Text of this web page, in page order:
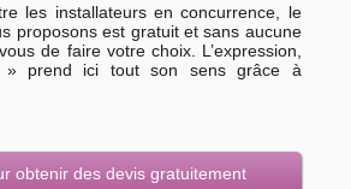
les installateurs en concurrence, le
proposons est gratuit et sans aucune
de faire votre choix. L’expression,
prend ici tout son sens grâce à
obtenir des devis gratuitement